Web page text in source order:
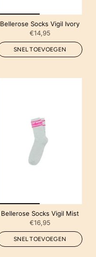
Bellerose Socks Vigil Ivory
€14,95
SNEL TOEVOEGEN
Bellerose Socks Vigil Mist
€16,95
SNEL TOEVOEGEN